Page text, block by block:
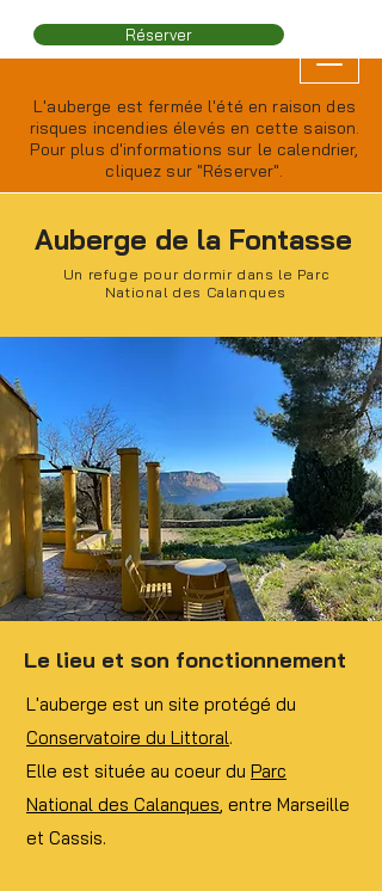
L'auberge est fermée l'été en raison des
risques incendies élevés en cette saison.
Pour plus d'informations sur le calendrier,
cliquez sur "Réserver".
Réserver
Auberge de la Fontasse
Un refuge pour dormir dans le Parc
National des Calanques
Le lieu et son fonctionnement
L'auberge est un site protégé du
Conservatoire du Littoral.
Elle est située au coeur du Parc
National des Calanques, entre Marseille
et Cassis.